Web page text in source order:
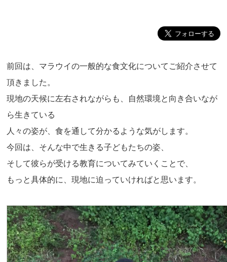
前回は、マラウイの一般的な食文化についてご紹介させて
頂きました。
現地の天候に左右されながらも、自然環境と向き合いなが
ら生きている
人々の姿が、食を通して分かるような気がします。
今回は、そんな中で生きる子どもたちの姿、
そして彼らが受ける教育についてみていくことで、
もっと具体的に、現地に迫っていければと思います。